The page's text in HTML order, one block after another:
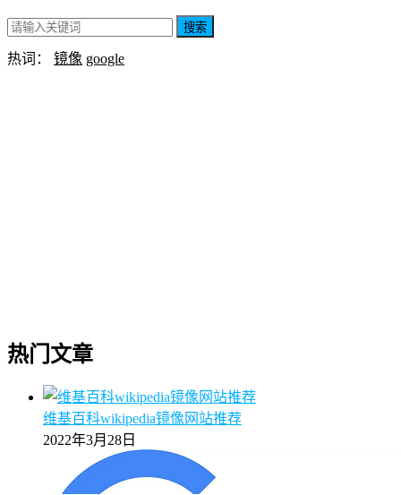
搜索
热词： 镜像 google
热门文章
维基百科wikipedia镜像网站推荐
2022年3月28日